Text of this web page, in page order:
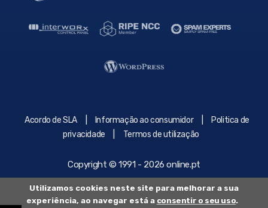
Acordo de SLA Informação ao consumidor
Politica de
privacidade
Termos de utilização
Copyright © 1991 - 2026 online.pt
Utilizamos cookies neste site para melhorar a sua
experiência, ao navegar está a consentir o seu uso.